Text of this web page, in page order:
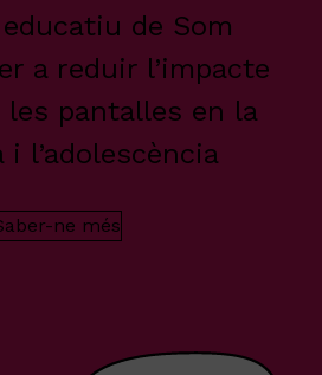
de Som
a reduir l’impacte
les pantalles en la
i l’adolescència
ne més